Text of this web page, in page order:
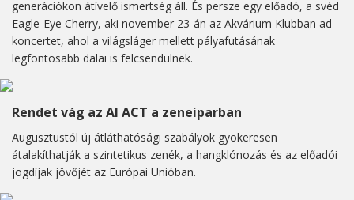
generációkon átívelő ismertség áll. És persze egy előadó, a svéd
Eagle-Eye Cherry, aki november 23-án az Akvárium Klubban ad
koncertet, ahol a világsláger mellett pályafutásának
legfontosabb dalai is felcsendülnek.
Rendet vág az AI ACT a zeneiparban
Augusztustól új átláthatósági szabályok gyökeresen
átalakíthatják a szintetikus zenék, a hangklónozás és az előadói
jogdíjak jövőjét az Európai Unióban.